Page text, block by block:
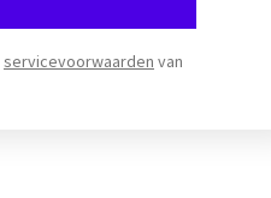
servicevoorwaarden van